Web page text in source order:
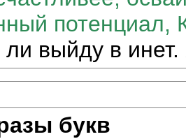
потенциал,
выйду в
букв